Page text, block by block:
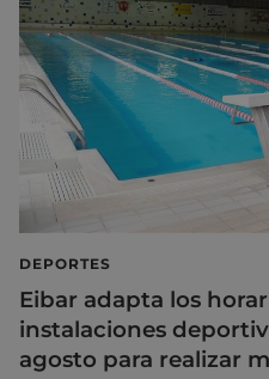
DEPORTES
Eibar adapta los
instalaciones
agosto para realizar